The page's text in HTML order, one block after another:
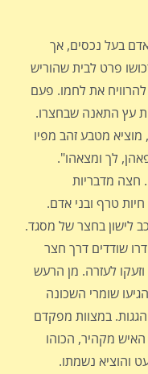
בעל נכסים, אך
פרט לבית שהוריש
להרוויח את לחמו. פעם
עץ התאנה שבחצרו.
מוציא מטבע זהב מפיו
לך ומצאהו".
חצה מדבריות
טרף ובני אדם.
לישון בחצר של מסגד.
שודדים דרך חצר
לעזרה. מן הרעש
שומרי השכונה
במצוות מפקדם
מקהיר, הכוהו
והוציא נשמתו.